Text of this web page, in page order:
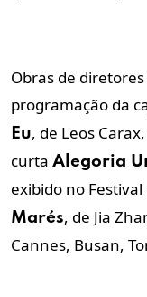
Obras de
programação da
Eu, de Leos
curta Alegoria
exibido no Festival
Marés, de Jia
Cannes, Busan,